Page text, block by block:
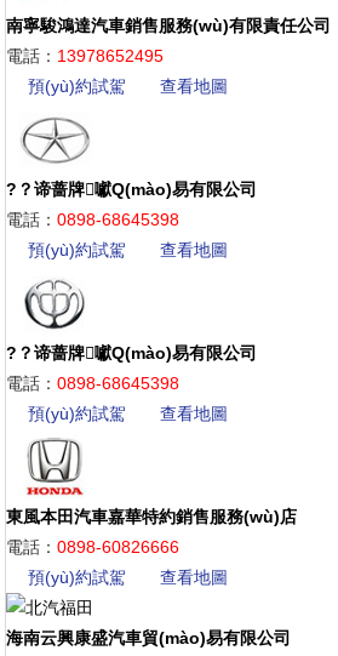
南寧駿鴻達汽車銷售服務(wù)有限責任公司
電話： 13978652495
預(yù)約試駕
查看地圖
?？谛蔷牌囐Q(mào)易有限公司
電話： 0898-68645398
預(yù)約試駕
查看地圖
?？谛蔷牌囐Q(mào)易有限公司
電話： 0898-68645398
預(yù)約試駕
查看地圖
東風本田汽車嘉華特約銷售服務(wù)店
電話： 0898-60826666
預(yù)約試駕
查看地圖
海南云興康盛汽車貿(mào)易有限公司